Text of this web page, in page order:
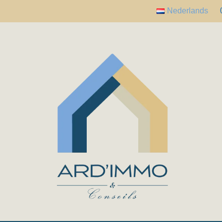
Nederlands